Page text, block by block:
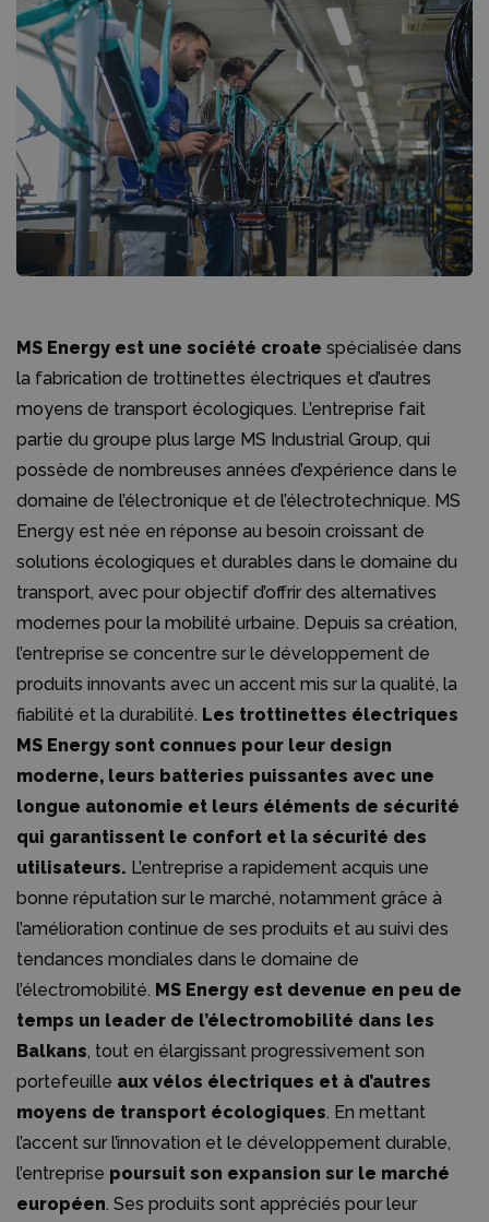
MS Energy est une société croate spécialisée dans
la fabrication de trottinettes électriques et d’autres
moyens de transport écologiques. L’entreprise fait
partie du groupe plus large MS Industrial Group, qui
possède de nombreuses années d’expérience dans le
domaine de l’électronique et de l’électrotechnique. MS
Energy est née en réponse au besoin croissant de
solutions écologiques et durables dans le domaine du
transport, avec pour objectif d’offrir des alternatives
modernes pour la mobilité urbaine. Depuis sa création,
l’entreprise se concentre sur le développement de
produits innovants avec un accent mis sur la qualité, la
fiabilité et la durabilité. Les trottinettes électriques
MS Energy sont connues pour leur design
moderne, leurs batteries puissantes avec une
longue autonomie et leurs éléments de sécurité
qui garantissent le confort et la sécurité des
utilisateurs. L’entreprise a rapidement acquis une
bonne réputation sur le marché, notamment grâce à
l’amélioration continue de ses produits et au suivi des
tendances mondiales dans le domaine de
l’électromobilité. MS Energy est devenue en peu de
temps un leader de l’électromobilité dans les
Balkans, tout en élargissant progressivement son
portefeuille aux vélos électriques et à d’autres
moyens de transport écologiques. En mettant
l’accent sur l’innovation et le développement durable,
l’entreprise poursuit son expansion sur le marché
européen. Ses produits sont appréciés pour leur